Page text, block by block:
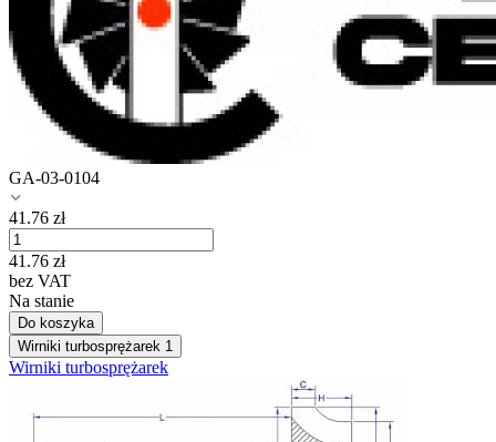
GA-03-0104
41.76 zł
41.76 zł
bez VAT
Na stanie
Do koszyka
Wirniki turbosprężarek 1
Wirniki turbosprężarek